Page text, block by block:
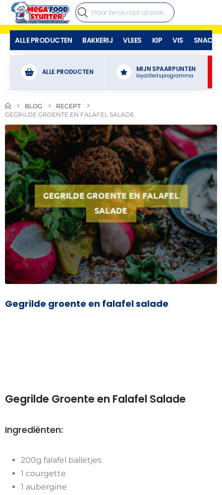
ALLE PRODUCTEN BAKKERIJ VLEES KIP VIS SNACKS
ALLE PRODUCTEN MIJN SPAARPUNTEN
loyaliteitsprogramma
BLOG
RECEPT
GEGRILDE GROENTE EN FALAFEL SALADE
Gegrilde groente en falafel salade
Gegrilde Groente en Falafel Salade
Ingrediënten:
200g falafel balletjes
1 courgette
1 aubergine